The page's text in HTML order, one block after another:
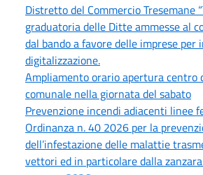
Distretto del Commercio Tresemane
graduatoria delle Ditte ammesse al
dal bando a favore delle imprese
digitalizzazione.
Ampliamento orario apertura centro
comunale nella giornata del sabato
Prevenzione incendi adiacenti linee
Ordinanza n. 40 2026 per la
dell’infestazione delle malattie
vettori ed in particolare dalla